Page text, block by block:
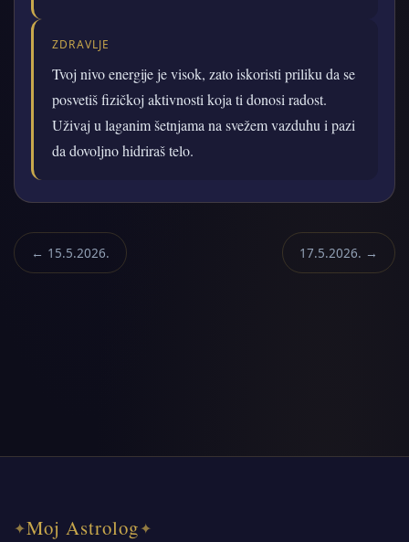
ZDRAVLJE
Tvoj nivo energije je visok, zato iskoristi priliku da se
posvetiš fizičkoj aktivnosti koja ti donosi radost.
Uživaj u laganim šetnjama na svežem vazduhu i pazi
da dovoljno hidriraš telo.
← 15.5.2026. 17.5.2026. →
✦Moj Astrolog✦